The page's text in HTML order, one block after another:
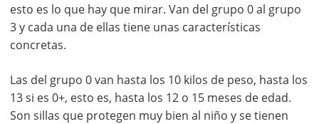
esto es lo que hay que mirar. Van del grupo 0 al grupo
3 y cada una de ellas tiene unas características
concretas.
Las del grupo 0 van hasta los 10 kilos de peso, hasta los
13 si es 0+, esto es, hasta los 12 o 15 meses de edad.
Son sillas que protegen muy bien al niño y se tienen